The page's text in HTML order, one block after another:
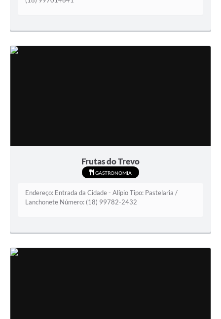
Frutas do Trevo
GASTRONOMIA
Endereço: Entrada da Cidade - Alípio Tipo: Pastelaria /
Lanchonete Número: (18) 99782-2432